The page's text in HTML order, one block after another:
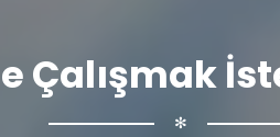
Çalışmak
✻